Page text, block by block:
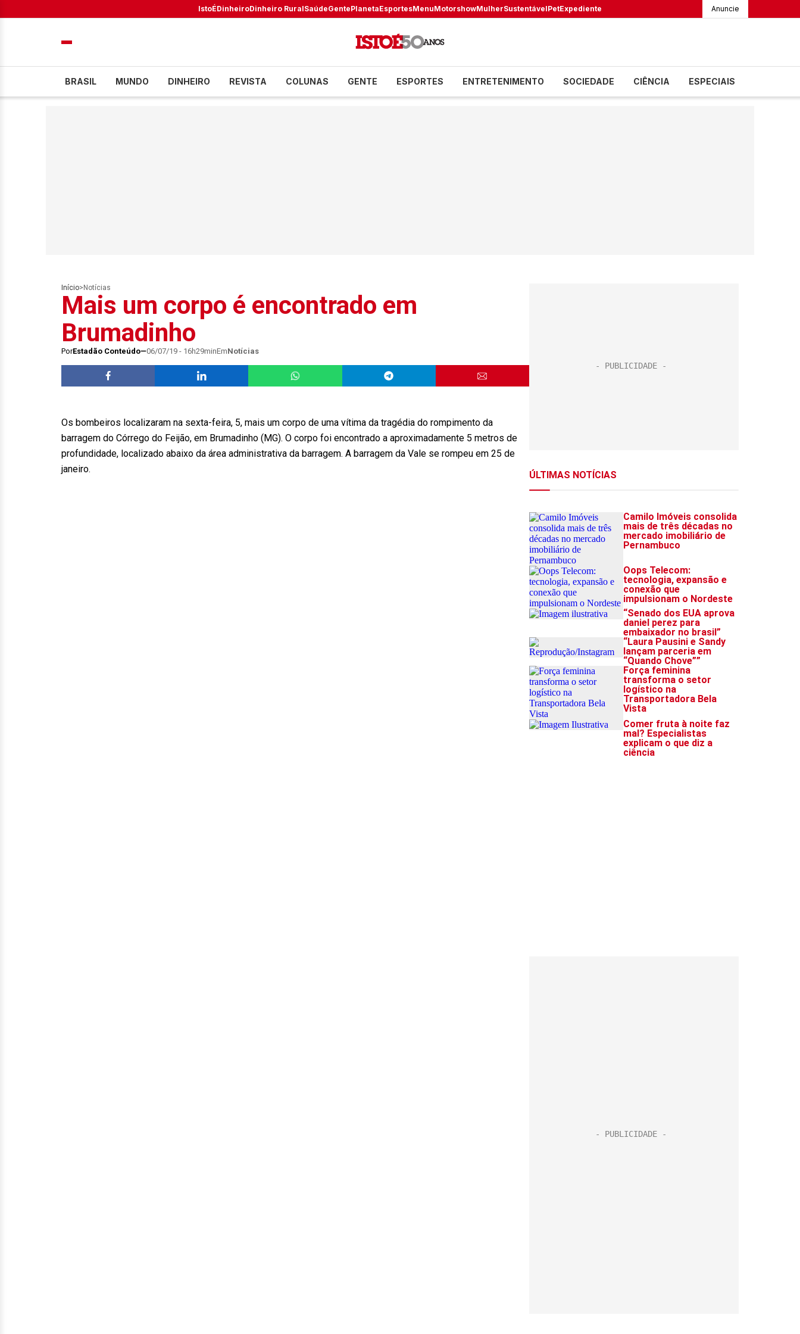
IstoÉDinheiroDinheiro RuralSaúdeGentePlanetaEsportesMenuMotorshowMulherSustentávelPetExpediente Anuncie
BRASIL MUNDO DINHEIRO REVISTA COLUNAS GENTE ESPORTES ENTRETENIMENTO SOCIEDADE CIÊNCIA ESPECIAIS
Início> Notícias
Mais um corpo é encontrado em
Brumadinho
PorEstadão Conteúdo 06/07/19 - 16h29minEmNotícias
Os bombeiros localizaram na sexta-feira, 5, mais um corpo de uma vítima da tragédia do rompimento da
barragem do Córrego do Feijão, em Brumadinho (MG). O corpo foi encontrado a aproximadamente 5 metros de
profundidade, localizado abaixo da área administrativa da barragem. A barragem da Vale se rompeu em 25 de
janeiro.